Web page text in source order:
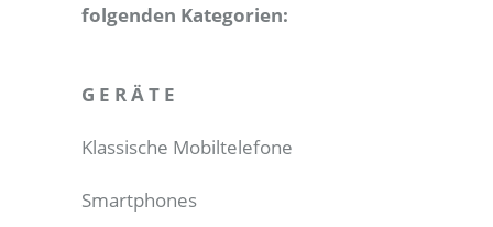
folgenden Kategorien:
G E R Ä T E
Klassische Mobiltelefone
Smartphones